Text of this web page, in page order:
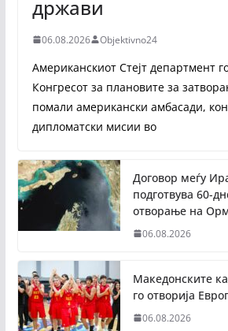
држави
06.08.2026 Objektivno24
Американскиот Стејт департмент
Конгресот за плановите за
помали американски амбасади,
дипломатски мисии во
Договор меѓу
подготвува 60-
отворање на
06.08.2026
Македонските
го отворија
06.08.2026